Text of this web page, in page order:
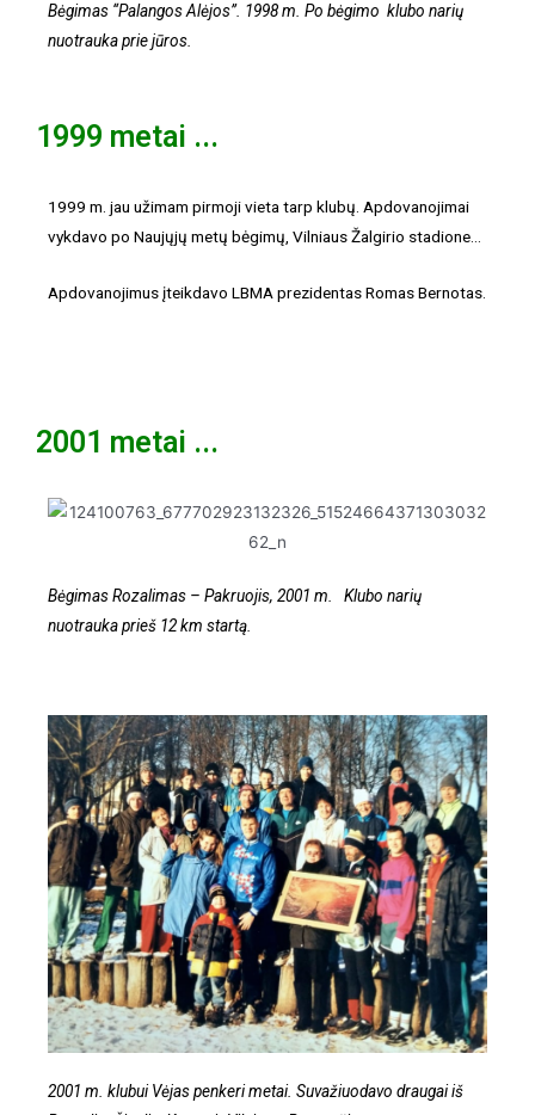
Bėgimas “Palangos Alėjos”. 1998 m. Po bėgimo klubo narių
nuotrauka prie jūros.
1999 metai ...
1999 m. jau užimam pirmoji vieta tarp klubų. Apdovanojimai
vykdavo po Naujųjų metų bėgimų, Vilniaus Žalgirio stadione…
Apdovanojimus įteikdavo LBMA prezidentas Romas Bernotas.
2001 metai ...
Bėgimas Rozalimas – Pakruojis, 2001 m. Klubo narių
nuotrauka prieš 12 km startą.
2001 m. klubui Vėjas penkeri metai. Suvažiuodavo draugai iš